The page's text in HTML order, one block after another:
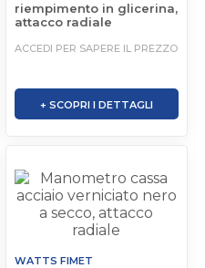
riempimento in glicerina,
attacco radiale
ACCEDI PER SAPERE IL PREZZO
+ SCOPRI I DETTAGLI
WATTS FIMET